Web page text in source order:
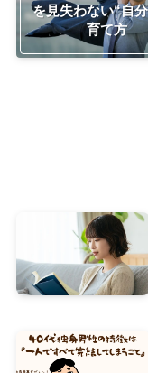
を見失わない“自
育て方